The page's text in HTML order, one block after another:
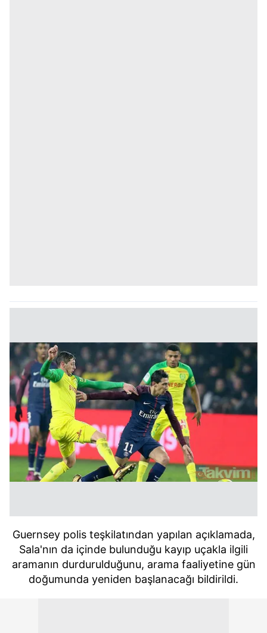
Guernsey polis teşkilatından yapılan açıklamada,
Sala'nın da içinde bulunduğu kayıp uçakla ilgili
aramanın durdurulduğunu, arama faaliyetine gün
doğumunda yeniden başlanacağı bildirildi.